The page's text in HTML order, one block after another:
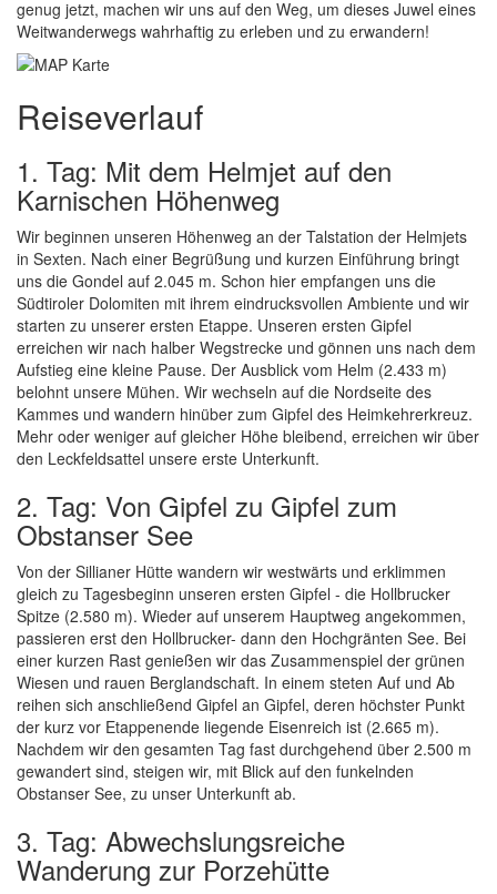
genug jetzt, machen wir uns auf den Weg, um dieses Juwel eines
Weitwanderwegs wahrhaftig zu erleben und zu erwandern!
Reiseverlauf
1. Tag: Mit dem Helmjet auf den
Karnischen Höhenweg
Wir beginnen unseren Höhenweg an der Talstation der Helmjets
in Sexten. Nach einer Begrüßung und kurzen Einführung bringt
uns die Gondel auf 2.045 m. Schon hier empfangen uns die
Südtiroler Dolomiten mit ihrem eindrucksvollen Ambiente und wir
starten zu unserer ersten Etappe. Unseren ersten Gipfel
erreichen wir nach halber Wegstrecke und gönnen uns nach dem
Aufstieg eine kleine Pause. Der Ausblick vom Helm (2.433 m)
belohnt unsere Mühen. Wir wechseln auf die Nordseite des
Kammes und wandern hinüber zum Gipfel des Heimkehrerkreuz.
Mehr oder weniger auf gleicher Höhe bleibend, erreichen wir über
den Leckfeldsattel unsere erste Unterkunft.
2. Tag: Von Gipfel zu Gipfel zum
Obstanser See
Von der Sillianer Hütte wandern wir westwärts und erklimmen
gleich zu Tagesbeginn unseren ersten Gipfel - die Hollbrucker
Spitze (2.580 m). Wieder auf unserem Hauptweg angekommen,
passieren erst den Hollbrucker- dann den Hochgränten See. Bei
einer kurzen Rast genießen wir das Zusammenspiel der grünen
Wiesen und rauen Berglandschaft. In einem steten Auf und Ab
reihen sich anschließend Gipfel an Gipfel, deren höchster Punkt
der kurz vor Etappenende liegende Eisenreich ist (2.665 m).
Nachdem wir den gesamten Tag fast durchgehend über 2.500 m
gewandert sind, steigen wir, mit Blick auf den funkelnden
Obstanser See, zu unser Unterkunft ab.
3. Tag: Abwechslungsreiche
Wanderung zur Porzehütte